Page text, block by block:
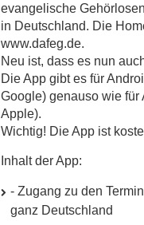
evangelische
in Deutschland. Die
www.dafeg.de.
Neu ist, dass es nun
Die App gibt es für
Google) genauso wie für
Apple).
Wichtig! Die App ist
Inhalt der App:
- Zugang zu den
ganz Deutschland